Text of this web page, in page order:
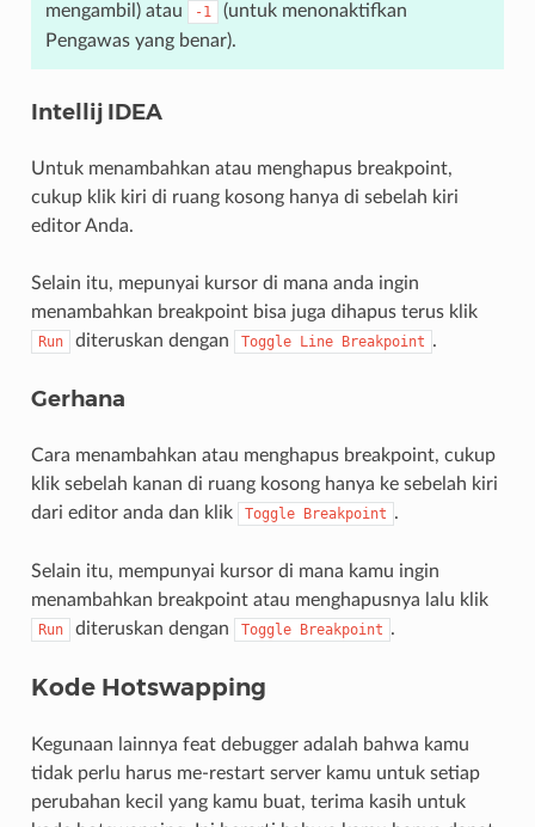
mengambil) atau
-1
(untuk menonaktifkan
Pengawas yang benar).
Intellij IDEA
Untuk menambahkan atau menghapus breakpoint,
cukup klik kiri di ruang kosong hanya di sebelah kiri
editor Anda.
Selain itu, mepunyai kursor di mana anda ingin
menambahkan breakpoint bisa juga dihapus terus klik
Run diteruskan dengan Toggle Line Breakpoint .
Gerhana
Cara menambahkan atau menghapus breakpoint, cukup
klik sebelah kanan di ruang kosong hanya ke sebelah kiri
dari editor anda dan klik
Toggle Breakpoint .
Selain itu, mempunyai kursor di mana kamu ingin
menambahkan breakpoint atau menghapusnya lalu klik
Run diteruskan dengan Toggle Breakpoint .
Kode Hotswapping
Kegunaan lainnya feat debugger adalah bahwa kamu
tidak perlu harus me-restart server kamu untuk setiap
perubahan kecil yang kamu buat, terima kasih untuk